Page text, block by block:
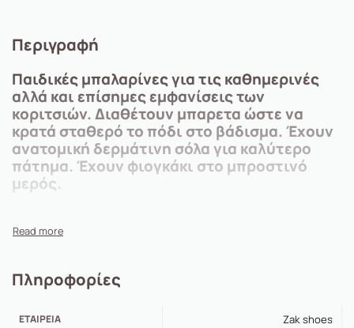
Περιγραφή
Παιδικές μπαλαρίνες για τις καθημερινές
αλλά και επίσημες εμφανίσεις των
κοριτσιών. Διαθέτουν μπαρετα ώστε να
κρατά σταθερό το πόδι στο βάδισμα. Έχουν
ανατομική δερμάτινη σόλα για καλύτερο
πάτημα. Έχουν φιογκάκι στο μπροστινό
μερός.
Πληροφορίες
ΕΤΑΙΡΕΊΑ Zak shoes